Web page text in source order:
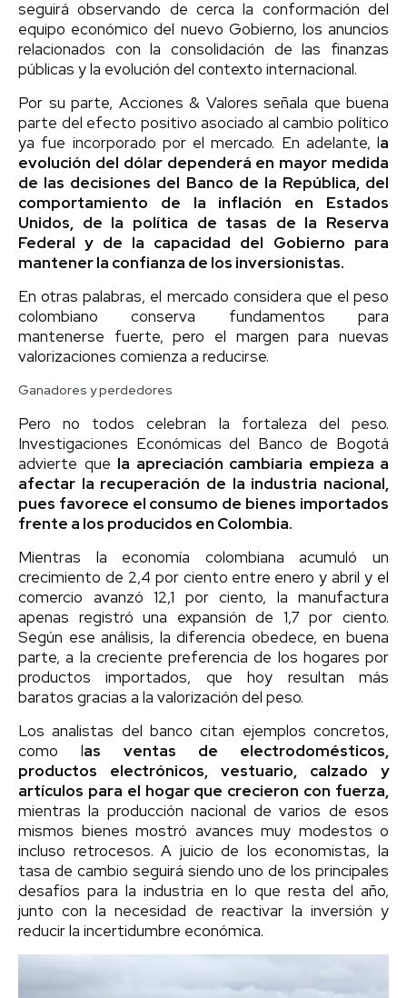
seguirá observando de cerca la conformación del
equipo económico del nuevo Gobierno, los anuncios
relacionados con la consolidación de las finanzas
públicas y la evolución del contexto internacional.
Por su parte, Acciones & Valores señala que buena
parte del efecto positivo asociado al cambio político
ya fue incorporado por el mercado. En adelante, la
evolución del dólar dependerá en mayor medida
de las decisiones del Banco de la República, del
comportamiento de la inflación en Estados
Unidos, de la política de tasas de la Reserva
Federal y de la capacidad del Gobierno para
mantener la confianza de los inversionistas.
En otras palabras, el mercado considera que el peso
colombiano conserva fundamentos para
mantenerse fuerte, pero el margen para nuevas
valorizaciones comienza a reducirse.
Ganadores y perdedores
Pero no todos celebran la fortaleza del peso.
Investigaciones Económicas del Banco de Bogotá
advierte que la apreciación cambiaria empieza a
afectar la recuperación de la industria nacional,
pues favorece el consumo de bienes importados
frente a los producidos en Colombia.
Mientras la economía colombiana acumuló un
crecimiento de 2,4 por ciento entre enero y abril y el
comercio avanzó 12,1 por ciento, la manufactura
apenas registró una expansión de 1,7 por ciento.
Según ese análisis, la diferencia obedece, en buena
parte, a la creciente preferencia de los hogares por
productos importados, que hoy resultan más
baratos gracias a la valorización del peso.
Los analistas del banco citan ejemplos concretos,
como las ventas de electrodomésticos,
productos electrónicos, vestuario, calzado y
artículos para el hogar que crecieron con fuerza,
mientras la producción nacional de varios de esos
mismos bienes mostró avances muy modestos o
incluso retrocesos. A juicio de los economistas, la
tasa de cambio seguirá siendo uno de los principales
desafíos para la industria en lo que resta del año,
junto con la necesidad de reactivar la inversión y
reducir la incertidumbre económica.